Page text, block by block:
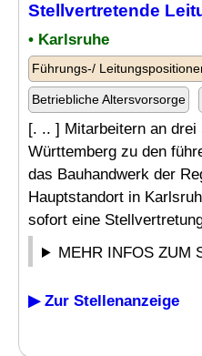
Stellvertretende
• Karlsruhe
Führungs-/
Betriebliche Altersvorsorge
[. .. ] Mitarbeitern an drei
Württemberg zu den
das Bauhandwerk der
Hauptstandort in
sofort eine
MEHR INFOS ZUM
▶ Zur Stellenanzeige